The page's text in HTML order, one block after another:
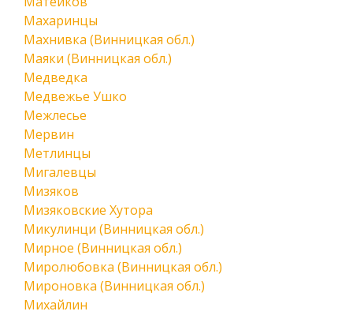
Махаринцы
Махнивка (Винницкая обл.)
Маяки (Винницкая обл.)
Медведка
Медвежье Ушко
Межлесье
Мервин
Метлинцы
Мигалевцы
Мизяков
Мизяковские Хутора
Микулинци (Винницкая обл.)
Мирное (Винницкая обл.)
Миролюбовка (Винницкая обл.)
Мироновка (Винницкая обл.)
Михайлин